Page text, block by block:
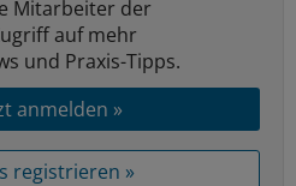
Mitarbeiter der
auf mehr
und Praxis-Tipps.
anmelden »
registrieren »